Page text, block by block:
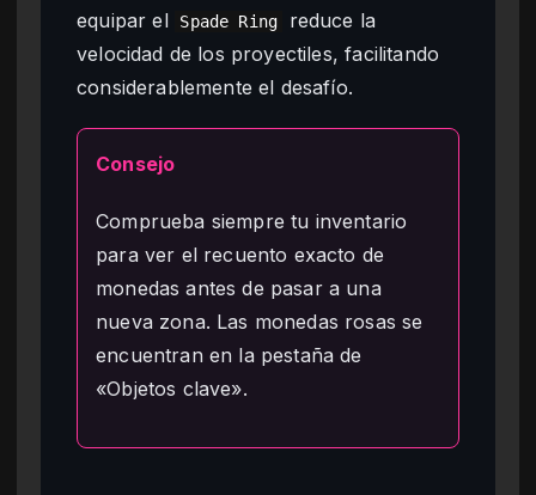
equipar el
Spade Ring
reduce la
velocidad de los proyectiles, facilitando
considerablemente el desafío.
Consejo
Comprueba siempre tu inventario
para ver el recuento exacto de
monedas antes de pasar a una
nueva zona. Las monedas rosas se
encuentran en la pestaña de
«Objetos clave».